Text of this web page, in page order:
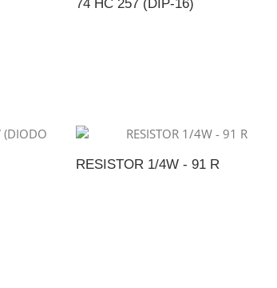
74 HC 257 (DIP-16)
RESISTOR 1/4W - 91 R